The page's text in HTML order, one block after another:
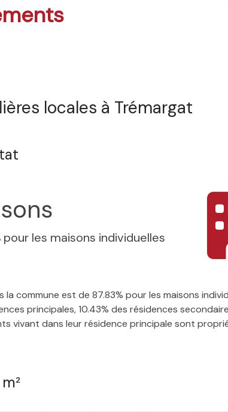
locales à Trémargat
pour les maisons individuelles
commune est de 87.83% pour les maisons
principales, 10.43% des résidences
vivant dans leur résidence principale sont